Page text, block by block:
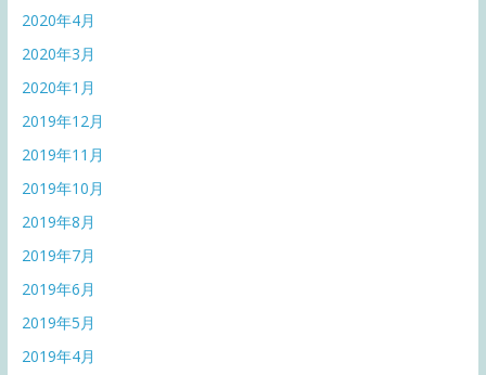
2020年4月
2020年3月
2020年1月
2019年12月
2019年11月
2019年10月
2019年8月
2019年7月
2019年6月
2019年5月
2019年4月